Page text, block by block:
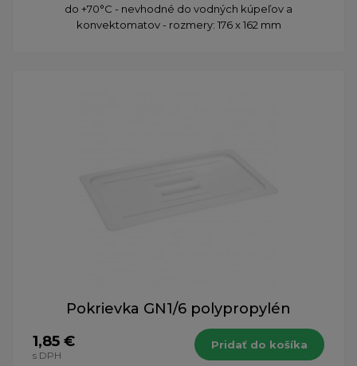
do +70°C - nevhodné do vodných kúpeľov a
konvektomatov - rozmery: 176 x 162 mm
Pokrievka GN1/6 polypropylén
1,85 €
s DPH
Pridať do košíka